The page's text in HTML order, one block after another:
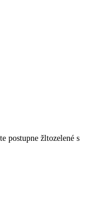
postupne žltozelené s